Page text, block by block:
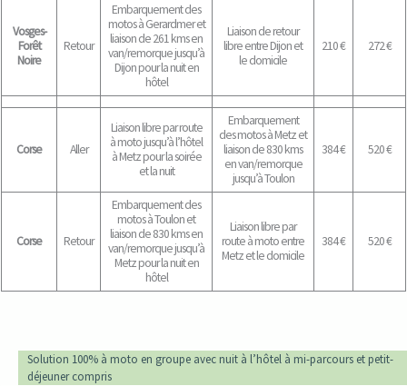
Vosges-
Forêt
Noire
Retour
Embarquement des
motos à Gerardmer et
liaison de 261 kms en
van/remorque jusqu’à
Dijon pour la nuit en
hôtel
Liaison de retour
libre entre Dijon et
le domicile
210 € 272 €
Corse Aller
Liaison libre par route
à moto jusqu’à l’hôtel
à Metz pour la soirée
et la nuit
Embarquement
des motos à Metz et
liaison de 830 kms
en van/remorque
jusqu’à Toulon
384 € 520 €
Corse Retour
Embarquement des
motos à Toulon et
liaison de 830 kms en
van/remorque jusqu’à
Metz pour la nuit en
hôtel
Liaison libre par
route à moto entre
Metz et le domicile
384 € 520 €
Solution 100% à moto en groupe avec nuit à l’hôtel à mi-parcours et petit-
déjeuner compris